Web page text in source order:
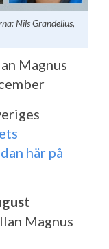
Nils Grandelius,
Magnus
här på
Magnus